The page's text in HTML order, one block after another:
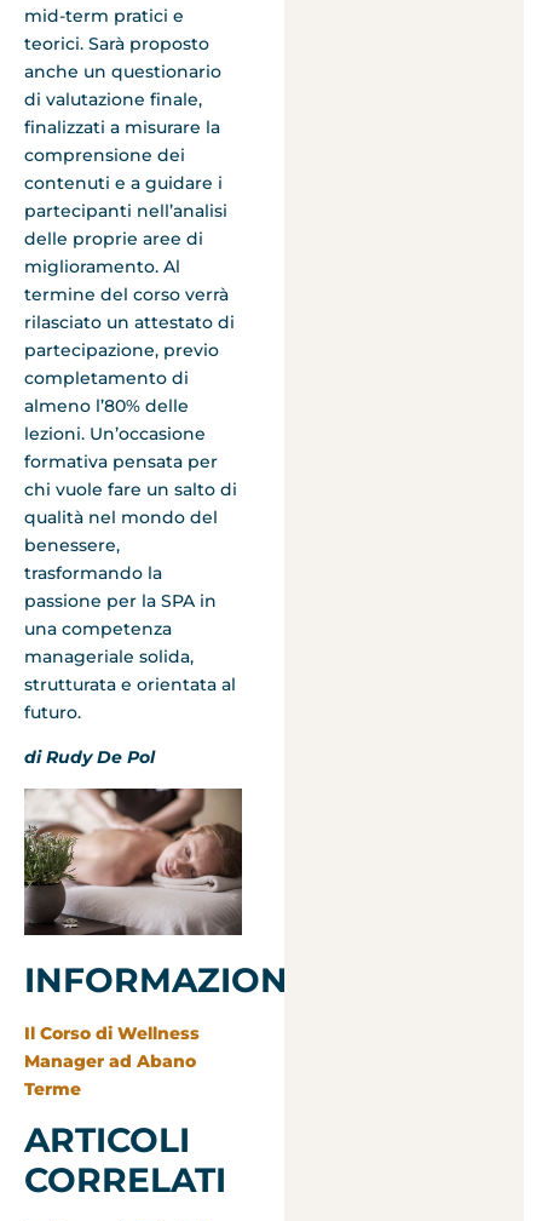
mid-term pratici e
teorici. Sarà proposto
anche un questionario
di valutazione finale,
finalizzati a misurare la
comprensione dei
contenuti e a guidare i
partecipanti nell’analisi
delle proprie aree di
miglioramento. Al
termine del corso verrà
rilasciato un attestato di
partecipazione, previo
completamento di
almeno l’80% delle
lezioni. Un’occasione
formativa pensata per
chi vuole fare un salto di
qualità nel mondo del
benessere,
trasformando la
passione per la SPA in
una competenza
manageriale solida,
strutturata e orientata al
futuro.
di Rudy De Pol
INFORMAZIONI
Il Corso di Wellness
Manager ad Abano
Terme
ARTICOLI
CORRELATI